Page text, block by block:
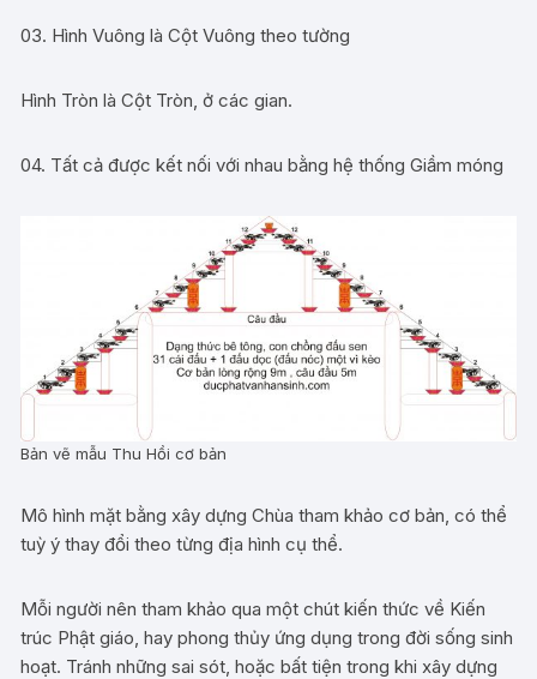
03. Hình Vuông là Cột Vuông theo tường
Hình Tròn là Cột Tròn, ở các gian.
04. Tất cả được kết nối với nhau bằng hệ thống Giầm móng
Bản vẽ mẫu Thu Hồi cơ bản
Mô hình mặt bằng xây dựng Chùa tham khảo cơ bản, có thể
tuỳ ý thay đổi theo từng địa hình cụ thể.
Mỗi người nên tham khảo qua một chút kiến thức về Kiến
trúc Phật giáo, hay phong thủy ứng dụng trong đời sống sinh
hoạt. Tránh những sai sót, hoặc bất tiện trong khi xây dựng